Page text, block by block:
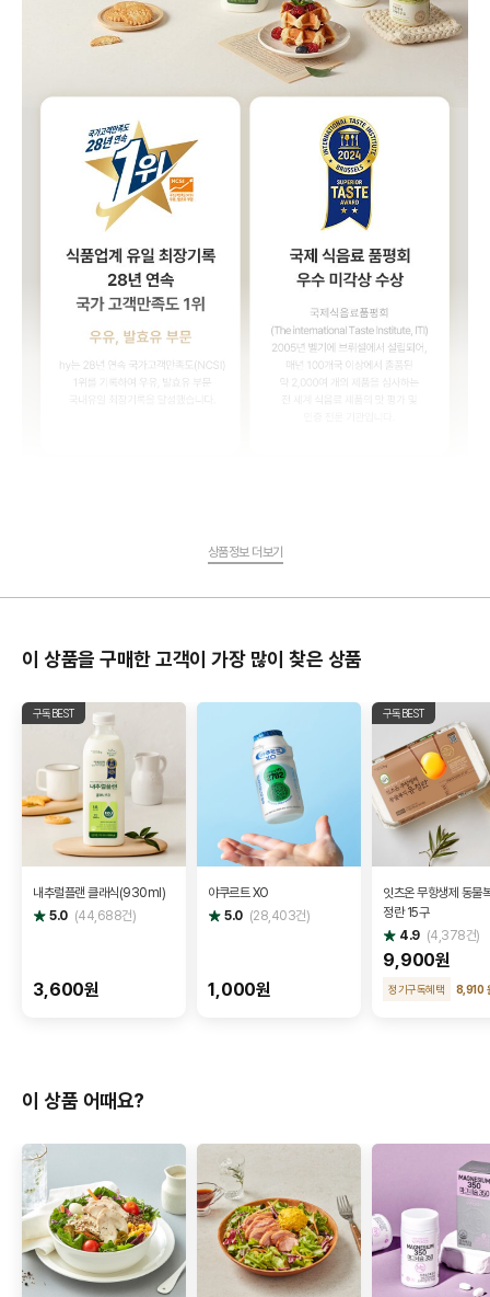
상품정보 더보기
이 상품을 구매한 고객이 가장 많이 찾은 상품
구독BEST
내추럴플랜 클래식(930ml)
별
점
5.0 (44,688건)
3,600원
야쿠르트 XO
별
점
5.0 (28,403건)
1,000원
구독BEST
잇츠온 무항생제 동물
정란 15구
별
점
4.9 (4,378건)
9,900원
정기구독혜택 8,910
이 상품 어때요?